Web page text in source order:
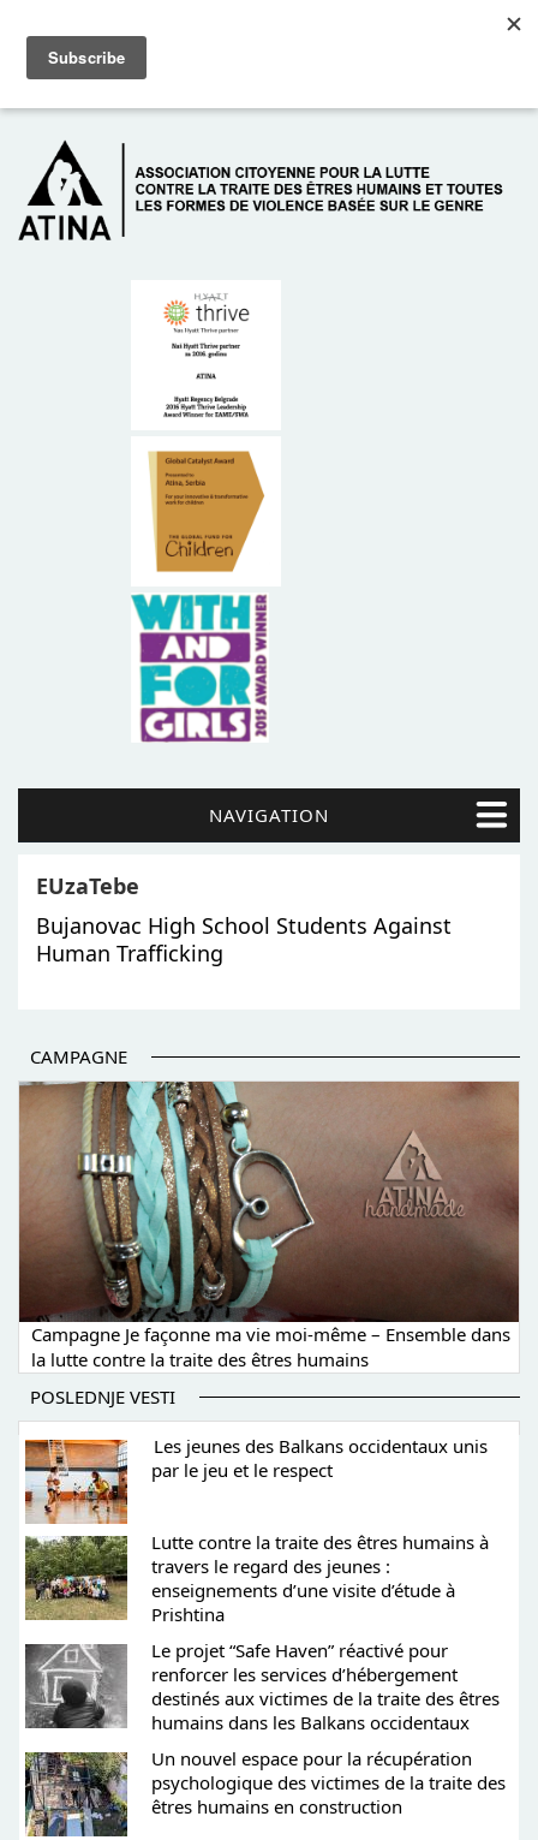
À PROPOS DE NOUS
NAVIGATION
EUzaTebe
Bujanovac High School Students Against
Human Trafficking
CAMPAGNE
Campagne Je façonne ma vie moi-même – Ensemble dans
la lutte contre la traite des êtres humains
POSLEDNJE VESTI
Les jeunes des Balkans occidentaux unis
par le jeu et le respect
Lutte contre la traite des êtres humains à
travers le regard des jeunes :
enseignements d’une visite d’étude à
Prishtina
Le projet “Safe Haven” réactivé pour
renforcer les services d’hébergement
destinés aux victimes de la traite des êtres
humains dans les Balkans occidentaux
Un nouvel espace pour la récupération
psychologique des victimes de la traite des
êtres humains en construction